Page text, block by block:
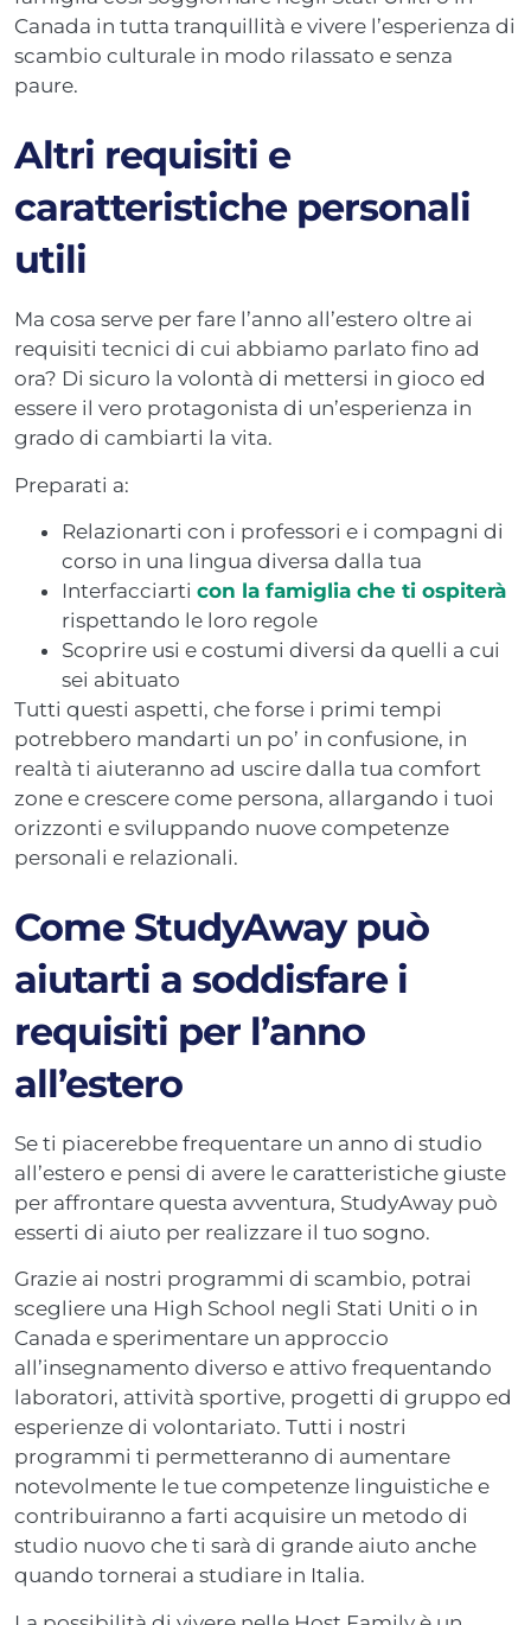
Canada in tutta tranquillità e vivere l’esperienza di
scambio culturale in modo rilassato e senza
paure.
Altri requisiti e
caratteristiche personali
utili
Ma cosa serve per fare l’anno all’estero oltre ai
requisiti tecnici di cui abbiamo parlato fino ad
ora? Di sicuro la volontà di mettersi in gioco ed
essere il vero protagonista di un’esperienza in
grado di cambiarti la vita.
Preparati a:
Relazionarti con i professori e i compagni di
corso in una lingua diversa dalla tua
Interfacciarti con la famiglia che ti ospiterà
rispettando le loro regole
Scoprire usi e costumi diversi da quelli a cui
sei abituato
Tutti questi aspetti, che forse i primi tempi
potrebbero mandarti un po’ in confusione, in
realtà ti aiuteranno ad uscire dalla tua comfort
zone e crescere come persona, allargando i tuoi
orizzonti e sviluppando nuove competenze
personali e relazionali.
Come StudyAway può
aiutarti a soddisfare i
requisiti per l’anno
all’estero
Se ti piacerebbe frequentare un anno di studio
all’estero e pensi di avere le caratteristiche giuste
per affrontare questa avventura, StudyAway può
esserti di aiuto per realizzare il tuo sogno.
Grazie ai nostri programmi di scambio, potrai
scegliere una High School negli Stati Uniti o in
Canada e sperimentare un approccio
all’insegnamento diverso e attivo frequentando
laboratori, attività sportive, progetti di gruppo ed
esperienze di volontariato. Tutti i nostri
programmi ti permetteranno di aumentare
notevolmente le tue competenze linguistiche e
contribuiranno a farti acquisire un metodo di
studio nuovo che ti sarà di grande aiuto anche
quando tornerai a studiare in Italia.